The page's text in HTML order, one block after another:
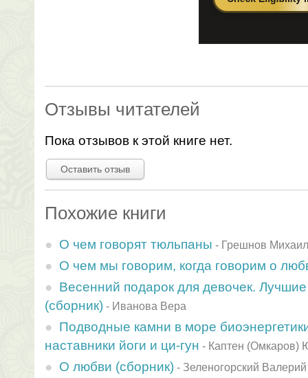
Отзывы читателей
Пока отзывов к этой книге нет.
Оставить отзыв
Похожие книги
О чем говорят тюльпаны - Грешнов Михаил
О чем мы говорим, когда говорим о
Весенний подарок для девочек.
(сборник) - Иванова Вера
Подводные камни в море
наставники йоги и ци-гун - Каптен (Омкаров)
О любви (сборник) - Зеленогорский Валерий